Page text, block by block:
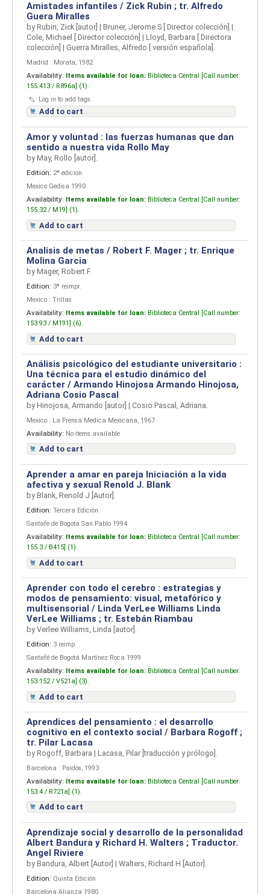
Amistades infantiles / Zick Rubin ; tr. Alfredo
Guera Miralles
by Rubin, Zick [autor] | Bruner, Jerome S [ Director colección] |
Cole, Michael
[ Director colección] | Lloyd, Barbara [ Directora
colección] | Guerra Miralles, Alfredo [ versión española] .
Madrid : Morata, 1982
Availability: Items available for loan: Biblioteca Central [Call number:
155.413 / R896a] (1).
Log in to add tags.
Add to cart
Amor y voluntad : las fuerzas humanas que dan
sentido a nuestra vida Rollo May
by May, Rollo [autor] .
Edition: 2ª edicion
Mexico Gedisa 1990
Availability: Items available for loan: Biblioteca Central [ Call number:
155.32 / M19] (1).
Add to cart
Analisis de metas / Robert F. Mager ; tr. Enrique
Molina Garcia
by Mager, Robert F.
Edition: 3ª reimpr.
Mexico : Trillas
Availability: Items available for loan: Biblioteca Central [ Call number:
153.93 / M191] (6).
Add to cart
Análisis psicológico del estudiante universitario :
Una técnica para el estudio dinámico del
carácter / Armando Hinojosa Armando Hinojosa,
Adriana Cosio Pascal
by Hinojosa, Armando [autor] | Cosio Pascal, Adriana.
Mexico : La Prensa Medica Mexicana, 1967
Availability: No items available
Add to cart
Aprender a amar en pareja Iniciación a la vida
afectiva y sexual Renold J. Blank
by Blank, Renold J [Autor] .
Edition: Tercera Edición
Santafe de Bogota San Pablo 1994
Availability: Items available for loan: Biblioteca Central [ Call number:
155.3 / B415] (1).
Add to cart
Aprender con todo el cerebro : estrategias y
modos de pensamiento: visual, metafórico y
multisensorial / Linda VerLee Williams Linda
VerLee Williams ; tr. Estebán Riambau
by Verlee Williams, Linda [autor] .
Edition: 3 reimp.
Santafé de Bogotá Martínez Roca 1999
Availability: Items available for loan: Biblioteca Central [ Call number:
153.152 / V521a] (3).
Add to cart
Aprendices del pensamiento : el desarrollo
cognitivo en el contexto social / Barbara Rogoff ;
tr. Pilar Lacasa
by Rogoff, Barbara | Lacasa, Pilar [traducción y prólogo] .
Barcelona : Paidós, 1993
Availability: Items available for loan: Biblioteca Central [Call number:
153.4 / R721a] (1).
Add to cart
Aprendizaje social y desarrollo de la personalidad
Albert Bandura y Richard H. Walters ; Traductor.
Angel Riviere
by Bandura, Albert [Autor] | Walters, Richard H [Autor] .
Edition: Quinta Edición
Barcelona Alianza 1980